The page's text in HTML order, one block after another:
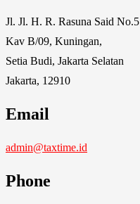
Jl. Jl. H. R. Rasuna Said No.5
Kav B/09, Kuningan,
Setia Budi, Jakarta Selatan
Jakarta, 12910
Email
admin@taxtime.id
Phone